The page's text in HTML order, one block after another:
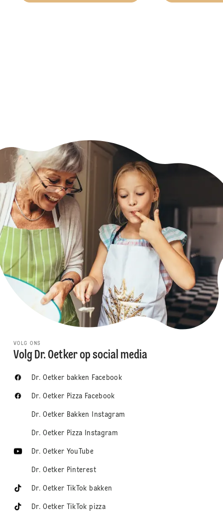
VOLG ONS
Volg Dr. Oetker op social media
Dr. Oetker bakken Facebook
Dr. Oetker Pizza Facebook
Dr. Oetker Bakken Instagram
Dr. Oetker Pizza Instagram
Dr. Oetker YouTube
Dr. Oetker Pinterest
Dr. Oetker TikTok bakken
Dr. Oetker TikTok pizza